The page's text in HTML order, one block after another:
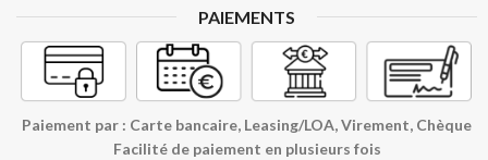
PAIEMENTS
Paiement par : Carte bancaire, Leasing/LOA, Virement, Chèque
Facilité de paiement en plusieurs fois